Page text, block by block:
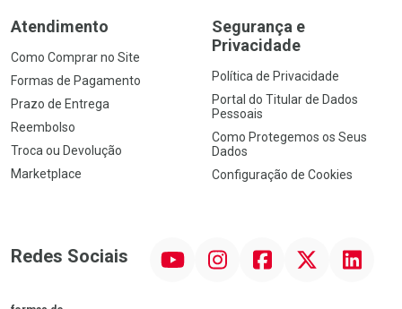
Atendimento
Como Comprar no Site
Formas de Pagamento
Prazo de Entrega
Reembolso
Troca ou Devolução
Marketplace
Segurança e
Privacidade
Política de Privacidade
Portal do Titular de Dados
Pessoais
Como Protegemos os Seus
Dados
Configuração de Cookies
Redes Sociais InstagramFacebook Linkedin